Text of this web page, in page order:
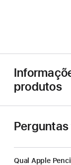
produtos
Qual Apple